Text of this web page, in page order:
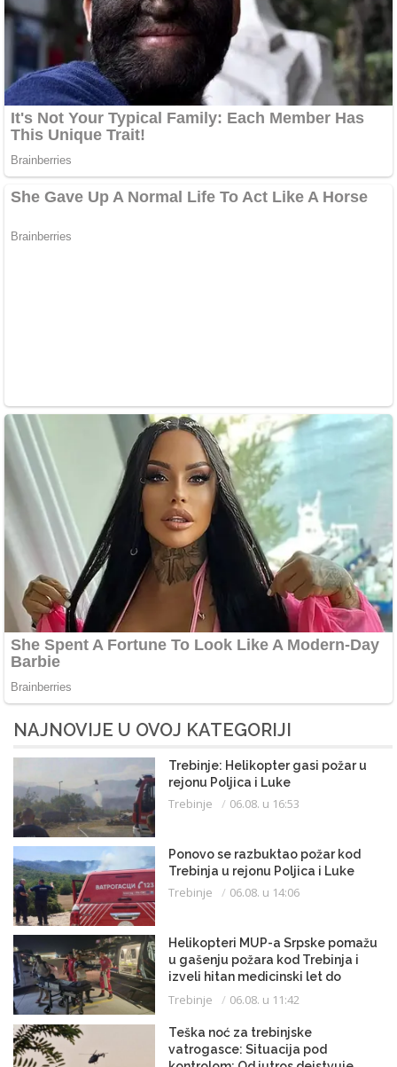
NAJNOVIJE U OVOJ KATEGORIJI
Trebinje: Helikopter gasi požar u
rejonu Poljica i Luke
Trebinje 06.08. u 16:53
Ponovo se razbuktao požar kod
Trebinja u rejonu Poljica i Luke
Trebinje 06.08. u 14:06
Helikopteri MUP-a Srpske pomažu
u gašenju požara kod Trebinja i
izveli hitan medicinski let do
Beograda
Trebinje 06.08. u 11:42
Teška noć za trebinjske
vatrogasce: Situacija pod